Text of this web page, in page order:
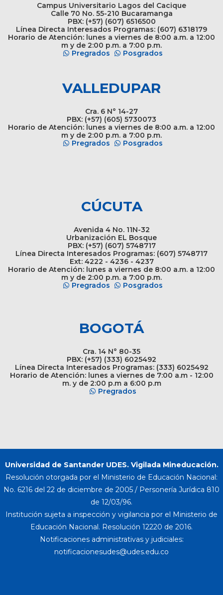
Campus Universitario Lagos del Cacique
Calle 70 No. 55-210 Bucaramanga
PBX: (+57) (607) 6516500
Línea Directa Interesados Programas: (607) 6318179
Horario de Atención: lunes a viernes de 8:00 a.m. a 12:00
m y de 2:00 p.m. a 7:00 p.m.
Pregrados
Posgrados
VALLEDUPAR
Cra. 6 N° 14-27
PBX: (+57) (605) 5730073
Horario de Atención: lunes a viernes de 8:00 a.m. a 12:00
m y de 2:00 p.m. a 7:00 p.m.
Pregrados
Posgrados
CÚCUTA
Avenida 4 No. 11N-32
Urbanización EL Bosque
PBX: (+57) (607) 5748717
Línea Directa Interesados Programas: (607) 5748717
Ext: 4222 - 4236 - 4237
Horario de Atención: lunes a viernes de 8:00 a.m. a 12:00
m y de 2:00 p.m. a 7:00 p.m.
Pregrados
Posgrados
BOGOTÁ
Cra. 14 N° 80-35
PBX: (+57) (333) 6025492
Línea Directa Interesados Programas: (333) 6025492
Horario de Atención: lunes a viernes de 7:00 a.m - 12:00
m. y de 2:00 p.m a 6:00 p.m
Pregrados
Universidad de Santander UDES. Vigilada Mineducación.
Resolución otorgada por el Ministerio de Educación Nacional:
No. 6216 del 22 de diciembre de 2005 / Personería Jurídica 810
de 12/03/96.
Institución sujeta a inspección y vigilancia por el Ministerio de
Educación Nacional. Resolución 12220 de 2016.
Notificaciones administrativas y judiciales: